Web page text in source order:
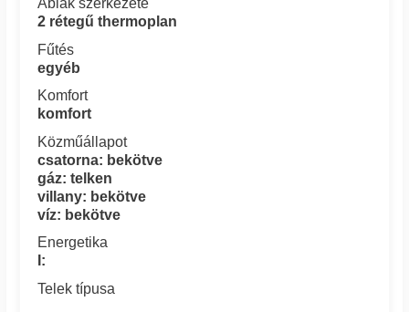
Ablak szerkezete
2 rétegű thermoplan
Fűtés
egyéb
Komfort
komfort
Közműállapot
csatorna: bekötve
gáz: telken
villany: bekötve
víz: bekötve
Energetika
I:
Telek típusa